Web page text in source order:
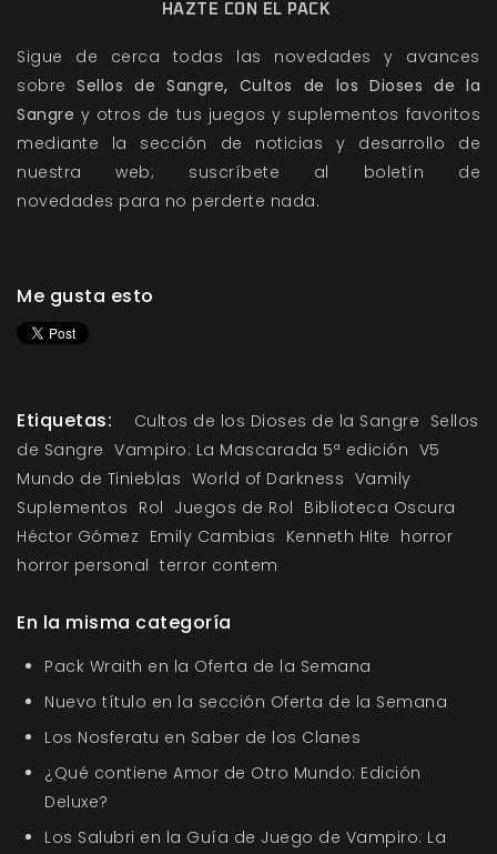
HAZTE CON EL PACK
Sigue de cerca todas las novedades y avances
sobreSellos de Sangre, Cultos de los Dioses de la
Sangre y otros de tus juegos y suplementos favoritos
mediante la sección de noticias y desarrollo de
nuestra web; suscríbete al boletín de
novedades para no perderte nada.
Me gusta esto
Etiquetas: Cultos de los Dioses de la Sangre Sellos
de Sangre Vampiro: La Mascarada 5ª edición V5
Mundo de Tinieblas World of Darkness Vamily
Suplementos Rol Juegos de Rol Biblioteca Oscura
Héctor Gómez Emily Cambias Kenneth Hite horror
horror personal terror contem
En la misma categoría
Pack Wraith en la Oferta de la Semana
Nuevo título en la sección Oferta de la Semana
Los Nosferatu en Saber de los Clanes
¿Qué contiene Amor de Otro Mundo: Edición
Deluxe?
Los Salubri en la Guía de Juego de Vampiro: La